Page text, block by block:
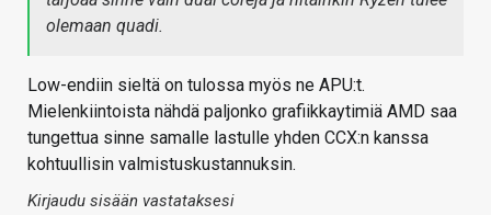
olemaan quadi.
Low-endiin sieltä on tulossa myös ne APU:t.
Mielenkiintoista nähdä paljonko grafiikkaytimiä AMD saa
tungettua sinne samalle lastulle yhden CCX:n kanssa
kohtuullisin valmistuskustannuksin.
Kirjaudu sisään vastataksesi